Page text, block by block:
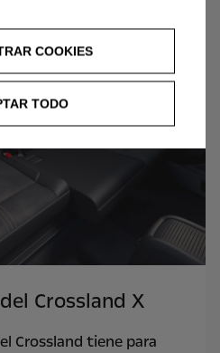
Crossland X
Crossland tiene para
COOKIES
TODO